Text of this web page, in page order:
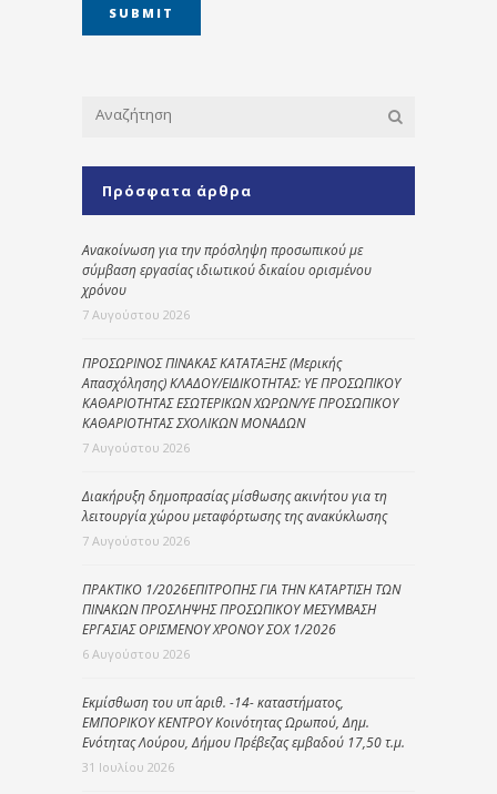
Πρόσφατα άρθρα
Ανακοίνωση για την πρόσληψη προσωπικού με
σύμβαση εργασίας ιδιωτικού δικαίου ορισμένου
χρόνου
7 Αυγούστου 2026
ΠΡΟΣΩΡΙΝΟΣ ΠΙΝΑΚΑΣ ΚΑΤΑΤΑΞΗΣ (Μερικής
Απασχόλησης) ΚΛΑΔΟΥ/ΕΙΔΙΚΟΤΗΤΑΣ: ΥΕ ΠΡΟΣΩΠΙΚΟΥ
ΚΑΘΑΡΙΟΤΗΤΑΣ ΕΣΩΤΕΡΙΚΩΝ ΧΩΡΩΝ/ΥΕ ΠΡΟΣΩΠΙΚΟΥ
ΚΑΘΑΡΙΟΤΗΤΑΣ ΣΧΟΛΙΚΩΝ ΜΟΝΑΔΩΝ
7 Αυγούστου 2026
Διακήρυξη δημοπρασίας μίσθωσης ακινήτου για τη
λειτουργία χώρου μεταφόρτωσης της ανακύκλωσης
7 Αυγούστου 2026
ΠΡΑΚΤΙΚΟ 1/2026ΕΠΙΤΡΟΠΗΣ ΓΙΑ ΤΗΝ ΚΑΤΑΡΤΙΣΗ ΤΩΝ
ΠΙΝΑΚΩΝ ΠΡΟΣΛΗΨΗΣ ΠΡΟΣΩΠΙΚΟΥ ΜΕΣΥΜΒΑΣΗ
ΕΡΓΑΣΙΑΣ ΟΡΙΣΜΕΝΟΥ ΧΡΟΝΟΥ ΣΟΧ 1/2026
6 Αυγούστου 2026
Εκμίσθωση του υπ΄ αριθ. -14- καταστήματος,
ΕΜΠΟΡΙΚΟΥ ΚΕΝΤΡΟΥ Κοινότητας Ωρωπού, Δημ.
Ενότητας Λούρου, Δήμου Πρέβεζας εμβαδού 17,50 τ.μ.
31 Ιουλίου 2026